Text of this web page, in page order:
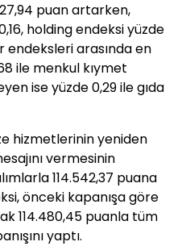
puan artarken,
holding endeksi yüzde
endeksleri arasında en
ile menkul kıymet
ise yüzde 0,29 ile gıda
hizmetlerinin yeniden
vermesinin
114.542,37 puana
önceki kapanışa göre
114.480,45 puanla tüm
yaptı.